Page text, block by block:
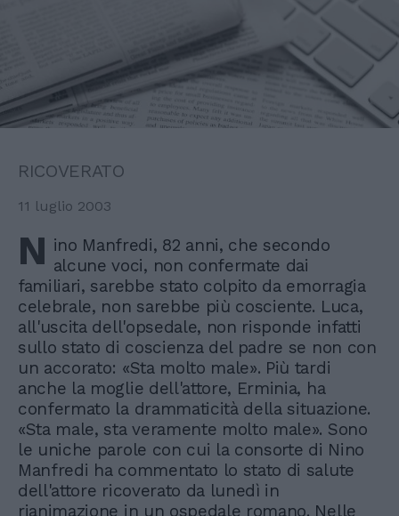
RICOVERATO
11 luglio 2003
N ino Manfredi, 82 anni, che secondo
alcune voci, non confermate dai
familiari, sarebbe stato colpito da emorragia
celebrale, non sarebbe più cosciente. Luca,
all'uscita dell'opsedale, non risponde infatti
sullo stato di coscienza del padre se non con
un accorato: «Sta molto male». Più tardi
anche la moglie dell'attore, Erminia, ha
confermato la drammaticità della situazione.
«Sta male, sta veramente molto male». Sono
le uniche parole con cui la consorte di Nino
Manfredi ha commentato lo stato di salute
dell'attore ricoverato da lunedì in
rianimazione in un ospedale romano. Nelle